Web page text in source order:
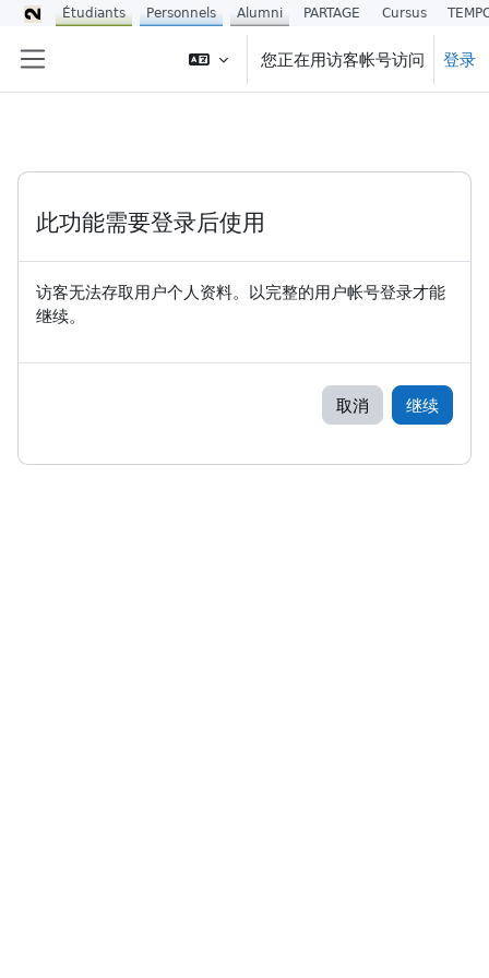
您正在用访客帐号访问 登录
此功能需要登录后使用
访客无法存取用户个人资料。以完整的用户帐号登录才能
继续。
取消 继续
Étudiants Personnels Alumni PARTAGE Cursus